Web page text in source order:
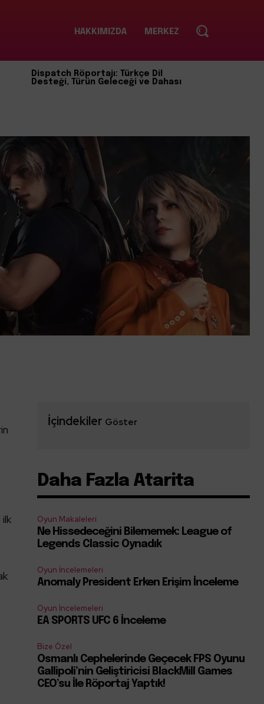
HAKKIMIZDA MERKEZ
Dispatch Röportajı: Türkçe Dil
Desteği, Türün Geleceği ve Dahası
İçindekiler Göster
Daha Fazla Atarita
Oyun Makaleleri
Ne Hissedeceğini Bilememek: League of
Legends Classic Oynadık
Oyun İncelemeleri
Anomaly President Erken Erişim İnceleme
Oyun İncelemeleri
EA SPORTS UFC 6 İnceleme
Bize Özel
Osmanlı Cephelerinde Geçecek FPS Oyunu
Gallipoli’nin Geliştiricisi BlackMill Games
CEO’su İle Röportaj Yaptık!